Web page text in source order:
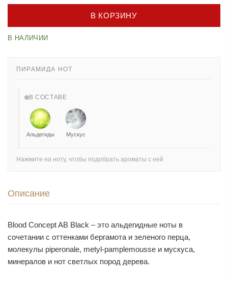
В КОРЗИНУ
В НАЛИЧИИ
ПИРАМИДА НОТ
В СОСТАВЕ
Альдегиды Мускус
Нажмите на ноту, чтобы подобрать ароматы с ней
Описание
Blood Concept AB Black – это альдегидные ноты в
сочетании с оттенками бергамота и зеленого перца,
молекулы piperonale, metyl-pamplemousse и мускуса,
минералов и нот светлых пород дерева.